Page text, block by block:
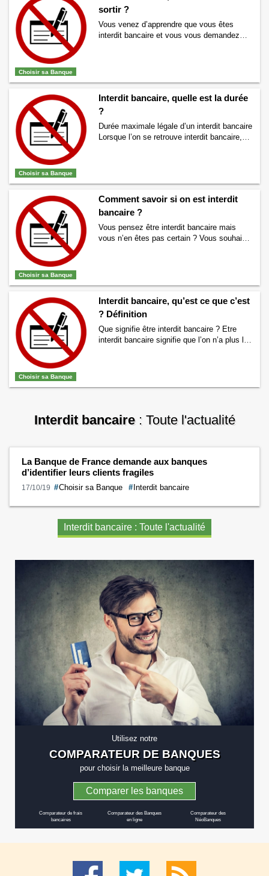
un compte en ligne – Interdit bancaire
Choisir sa Banque
sortir ?
Vous venez d’apprendre que vous êtes
interdit bancaire et vous vous demandez
vous avez émis un ou plusieurs chèques …
Continuer la lecture de
comment s’en sortir ?
→
Choisir sa Banque
Interdit bancaire, quelle est la durée
?
Durée maximale légale d’un interdit bancaire
Lorsque l’on se retrouve interdit bancaire, la
interdiction bancaire ? Pour raccourcir la
durée maximale d’interdiction bancaire, il …
Continuer la lecture de Interdit bancaire,
quelle est la durée ?
→
Choisir sa Banque
Comment savoir si on est interdit
bancaire ?
Vous pensez être interdit bancaire mais
vous n’en êtes pas certain ? Vous souhaitez
recevrez une …Continuer la lecture de
Comment savoir si on est interdit bancaire ?
→
Choisir sa Banque
Interdit bancaire, qu’est ce que c’est
? Définition
Que signifie être interdit bancaire ? Etre
interdit bancaire signifie que l’on n’a plus le
bancaire …Continuer la lecture deInterdit
bancaire, qu’est ce que c’est ? Définition
Interdit bancaire: Toute l'actualité
La Banque de France demande aux banques
d’identifier leurs clients fragiles
17/10/19 #Choisir sa Banque #Interdit bancaire
Interdit bancaire : Toute l'actualité
Utilisez notre
COMPARATEUR DE BANQUES
pour choisir la meilleure banque
Comparer les banques
Comparateur de frais
bancaires
Comparateur des Banques
en ligne
Comparateur des
NéoBanques